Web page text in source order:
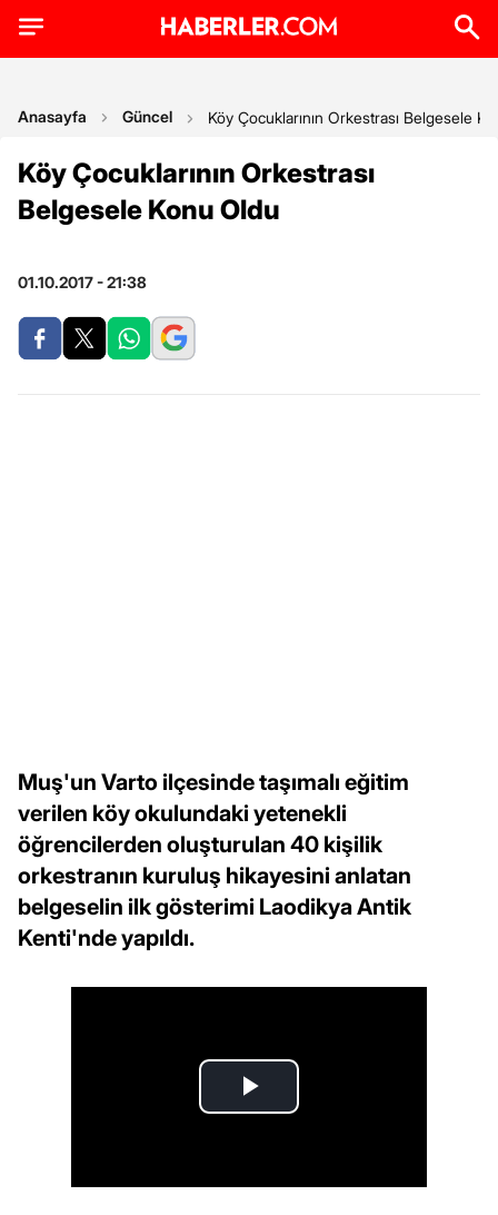
Anasayfa Güncel Köy Çocuklarının Orkestrası Belgesele
Köy Çocuklarının Orkestrası
Belgesele Konu Oldu
01.10.2017 - 21:38
Muş'un Varto ilçesinde taşımalı eğitim
verilen köy okulundaki yetenekli
öğrencilerden oluşturulan 40 kişilik
orkestranın kuruluş hikayesini anlatan
belgeselin ilk gösterimi Laodikya Antik
Kenti'nde yapıldı.